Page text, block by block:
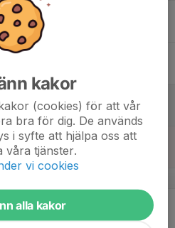
kakor
(cookies) för att vår
bra för dig. De används
i syfte att hjälpa oss att
våra tjänster.
vi cookies
alla kakor